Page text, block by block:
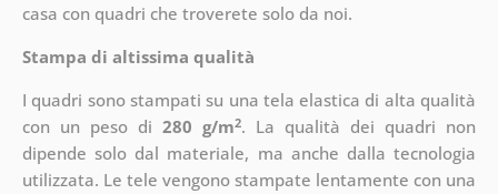
casa con quadri che troverete solo da noi.
Stampa di altissima qualità
I quadri sono stampati su una tela elastica di alta qualità
con un peso di 280 g/m2. La qualità dei quadri non
dipende solo dal materiale, ma anche dalla tecnologia
utilizzata. Le tele vengono stampate lentamente con una